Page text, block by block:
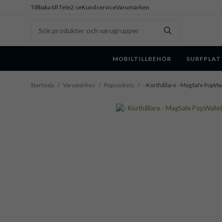
Tillbaka till Tele2.seKundserviceVarumärken
MOBILTILLBEHÖR
Startsida / Varumärken / Popsockets / - Korthållare - MagSafe